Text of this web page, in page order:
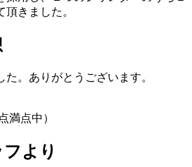
きました。
。ありがとうございます。
満点中）
より